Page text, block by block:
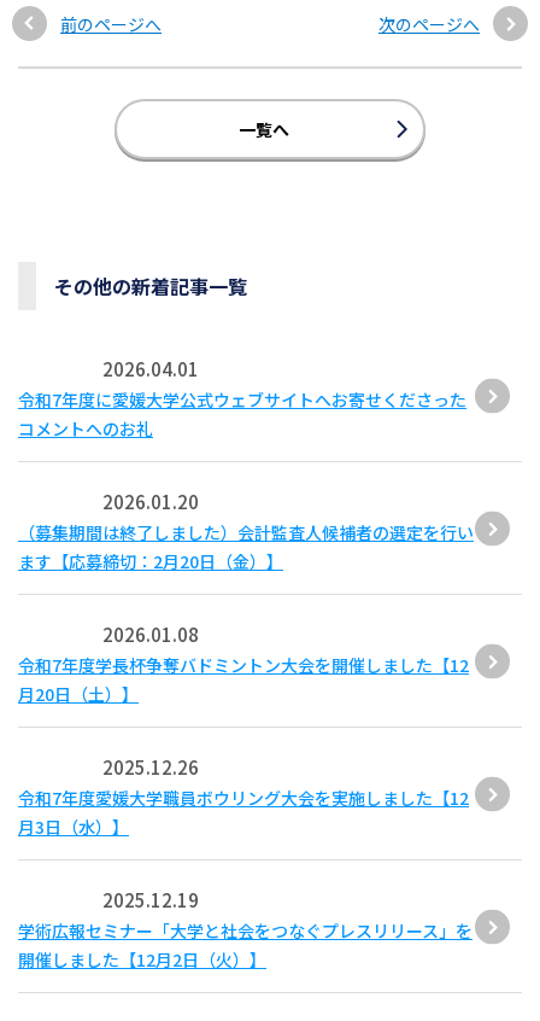
前のページへ 次のページへ
一覧へ
その他の新着記事一覧
2026.04.01
令和7年度に愛媛大学公式ウェブサイトへお寄せくださった
コメントへのお礼
2026.01.20
（募集期間は終了しました）会計監査人候補者の選定を行い
ます【応募締切：2月20日（金）】
2026.01.08
令和7年度学長杯争奪バドミントン大会を開催しました【12
月20日（土）】
2025.12.26
令和7年度愛媛大学職員ボウリング大会を実施しました【12
月3日（水）】
2025.12.19
学術広報セミナー「大学と社会をつなぐプレスリリース」を
開催しました【12月2日（火）】